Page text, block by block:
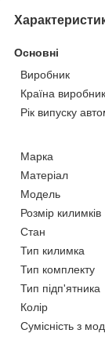
Основні
Виробник
Країна виробник
Рік випуску
Марка
Матеріал
Модель
Розмір килимків
Стан
Тип килимка
Тип комплекту
Тип підп'ятника
Колір
Сумісність з